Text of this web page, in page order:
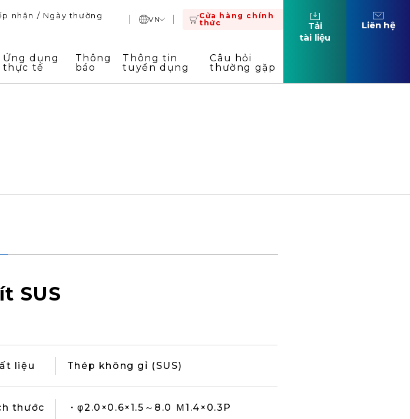
nhận / Ngày thường
VN
Cửa hàng chính
thức
Ứng dụng
thực tế
Thông
báo
Thông tin
tuyển dụng
Câu hỏi
thường gặp
Tải
tài liệu
Liên hệ
SUS
liệu Thép không gỉ (SUS)
thước ・φ2.0×0.6×1.5～8.0 Ｍ1.4×0.3P